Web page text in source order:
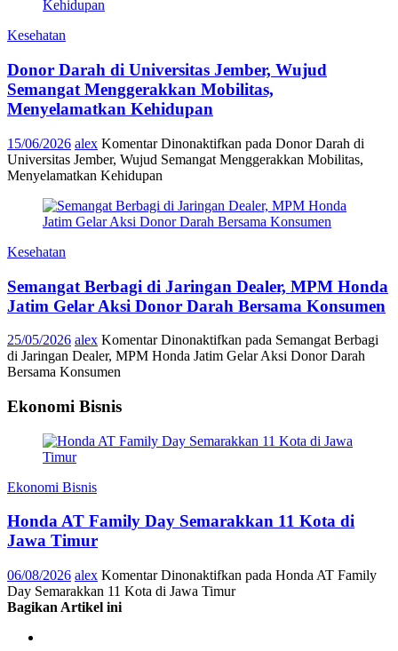
Kesehatan
Donor Darah di Universitas Jember, Wujud
Semangat Menggerakkan Mobilitas,
Menyelamatkan Kehidupan
15/06/2026 alex Komentar Dinonaktifkan pada Donor Darah di
Universitas Jember, Wujud Semangat Menggerakkan Mobilitas,
Menyelamatkan Kehidupan
Kesehatan
Semangat Berbagi di Jaringan Dealer, MPM Honda
Jatim Gelar Aksi Donor Darah Bersama Konsumen
25/05/2026 alex Komentar Dinonaktifkan pada Semangat Berbagi
di Jaringan Dealer, MPM Honda Jatim Gelar Aksi Donor Darah
Bersama Konsumen
Ekonomi Bisnis
Ekonomi Bisnis
Honda AT Family Day Semarakkan 11 Kota di
Jawa Timur
06/08/2026 alex Komentar Dinonaktifkan pada Honda AT Family
Day Semarakkan 11 Kota di Jawa Timur
Bagikan Artikel ini